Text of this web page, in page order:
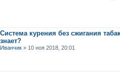
Система курения без сжигания
знает?
Иванчик » 10 ноя 2018, 20:01